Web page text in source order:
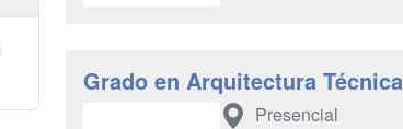
Grado en Arquitectura Técnica
Presencial